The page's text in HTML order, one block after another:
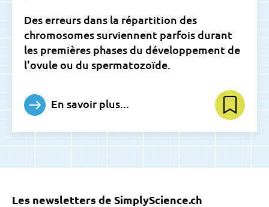
Des erreurs dans la répartition des
chromosomes surviennent parfois durant
les premières phases du développement de
l'ovule ou du spermatozoïde.
En savoir plus...
Les newsletters de SimplyScience.ch